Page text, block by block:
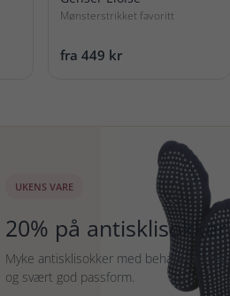
Mønsterstrikket favoritt
fra 449 kr
UKENS VARE
20% på antisklisokker
Myke antisklisokker med behagelig strikk
og svært god passform.